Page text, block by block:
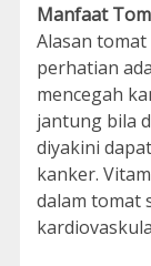
Manfaat
Alasan
perhatian
mencegah
jantung bila
diyakini
kanker.
dalam tomat